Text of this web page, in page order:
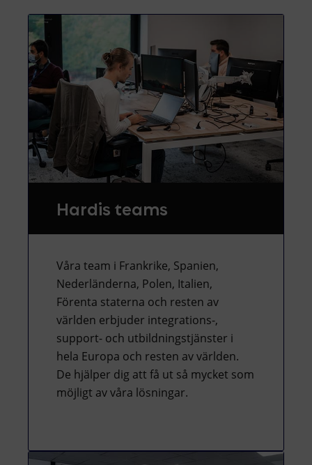
Hardis teams
Våra team i Frankrike, Spanien,
Nederländerna, Polen, Italien,
Förenta staterna och resten av
världen erbjuder integrations-,
support- och utbildningstjänster i
hela Europa och resten av världen.
De hjälper dig att få ut så mycket som
möjligt av våra lösningar.